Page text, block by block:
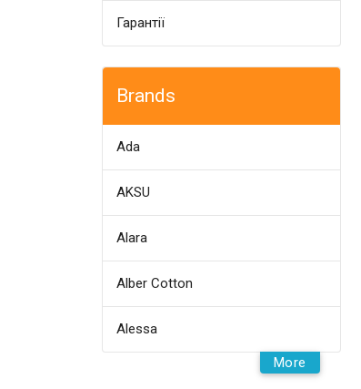
Гарантії
Brands
Ada
AKSU
Alara
Alber Cotton
Alessa
More